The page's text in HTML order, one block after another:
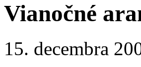
Vianočné
15. decembra